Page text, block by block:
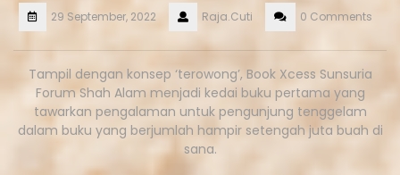
29 September, 2022 Raja.Cuti 0 Comments
Tampil dengan konsep ‘terowong’, Book Xcess Sunsuria
Forum Shah Alam menjadi kedai buku pertama yang
tawarkan pengalaman untuk pengunjung tenggelam
dalam buku yang berjumlah hampir setengah juta buah di
sana.